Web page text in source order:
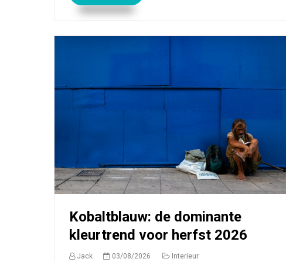
Kobaltblauw: de dominante
kleurtrend voor herfst 2026
Jack 03/08/2026 Interieur